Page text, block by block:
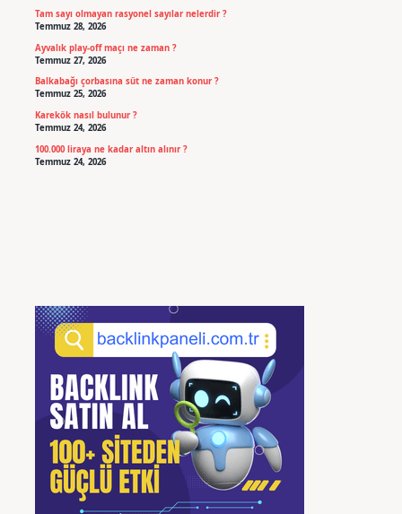
Tam sayı olmayan rasyonel sayılar nelerdir ?
Temmuz 28, 2026
Ayvalık play-off maçı ne zaman ?
Temmuz 27, 2026
Balkabağı çorbasına süt ne zaman konur ?
Temmuz 25, 2026
Karekök nasıl bulunur ?
Temmuz 24, 2026
100.000 liraya ne kadar altın alınır ?
Temmuz 24, 2026